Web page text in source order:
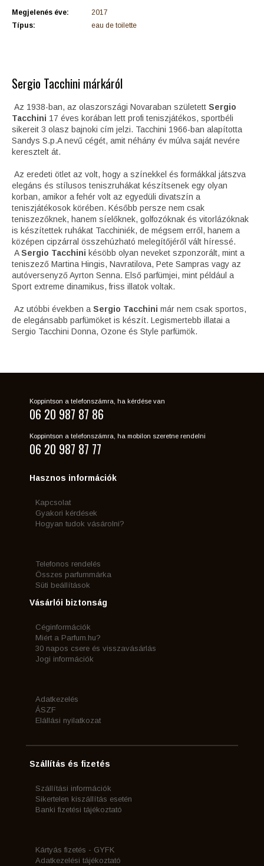
Megjelenés éve:
2017
Típus:
eau de toilette
Sergio Tacchini márkáról
Az 1938-ban, az olaszországi Novaraban született Sergio
Tacchini 17 éves korában lett profi teniszjátékos, sportbéli
sikereit 3 olasz bajnoki cím jelzi. Tacchini 1966-ban alapította
Sandys S.p.A nevű cégét, amit néhány év múlva saját nevére
keresztelt át.
Az eredeti ötlet az volt, hogy a színekkel és formákkal játszva
elegáns és stílusos teniszruhákat készítsenek egy olyan
korban, amikor a fehér volt az egyedüli divatszín a
teniszjátékosok körében. Később persze nem csak
teniszezőknek, hanem síelőknek, golfozóknak és vitorlázóknak
is készítettek ruhákat Tacchiniék, de mégsem erről, hanem a
középen cipzárral összehúzható melegítőjéről vált híressé.
ASergio Tacchini késöbb olyan neveket szponzorált, mint a
teniszező Martina Hingis, Navratilova, Pete Sampras vagy az
autóversenyző Ayrton Senna. Első parfümjei, mint például a
Sport extreme dinamikus, friss illatok voltak.
Az utóbbi években a Sergio Tacchini már nem csak sportos,
de elegánsabb parfümöket is készít. Legismertebb illatai a
Sergio Tacchini Donna, Ozone és Style parfümök.
Koppintson a telefonszámra, ha kérdése van
06 20 987 87 86
Koppintson a telefonszámra, ha mobilon szeretne rendelni
06 20 987 87 77
Hasznos információk
Kapcsolat
Gyakori kérdések
Hogyan tudok vásárolni?
Telefonos rendelés
Összes parfummárka
Süti beállítások
Vásárlói biztonság
Céginformációk
Miért a Parfum.hu?
30 napos csere és visszavásárlás
Jogi információk
Adatkezelés
ÁSZF
Elállási nyilatkozat
Szállítás és fizetés
Szállítási információk
Sikertelen kiszállítás esetén
Banki fizetési tájékoztató
Kártyás fizetés - GYFK
Adatkezelési tájékoztató